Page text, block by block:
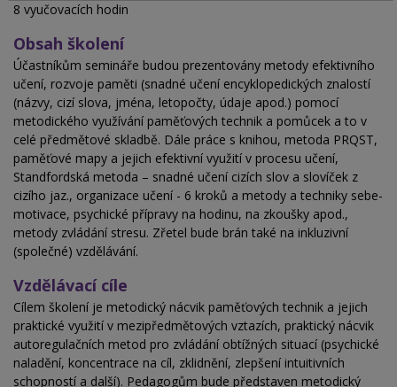
8 vyučovacích hodin
Obsah školení
Účastníkům semináře budou prezentovány metody efektivního
učení, rozvoje paměti (snadné učení encyklopedických znalostí
(názvy, cizí slova, jména, letopočty, údaje apod.) pomocí
metodického využívání paměťových technik a pomůcek a to v
celé předmětové skladbě. Dále práce s knihou, metoda PRQST,
paměťové mapy a jejich efektivní využití v procesu učení,
Standfordská metoda – snadné učení cizích slov a slovíček z
cizího jaz., organizace učení - 6 kroků a metody a techniky sebe-
motivace, psychické přípravy na hodinu, na zkoušky apod.,
metody zvládání stresu. Zřetel bude brán také na inkluzivní
(společné) vzdělávání.
Vzdělávací cíle
Cílem školení je metodický nácvik paměťových technik a jejich
praktické využití v mezipředmětových vztazích, praktický nácvik
autoregulačních metod pro zvládání obtížných situací (psychické
naladění, koncentrace na cíl, zklidnění, zlepšení intuitivních
schopností a další). Pedagogům bude představen metodický